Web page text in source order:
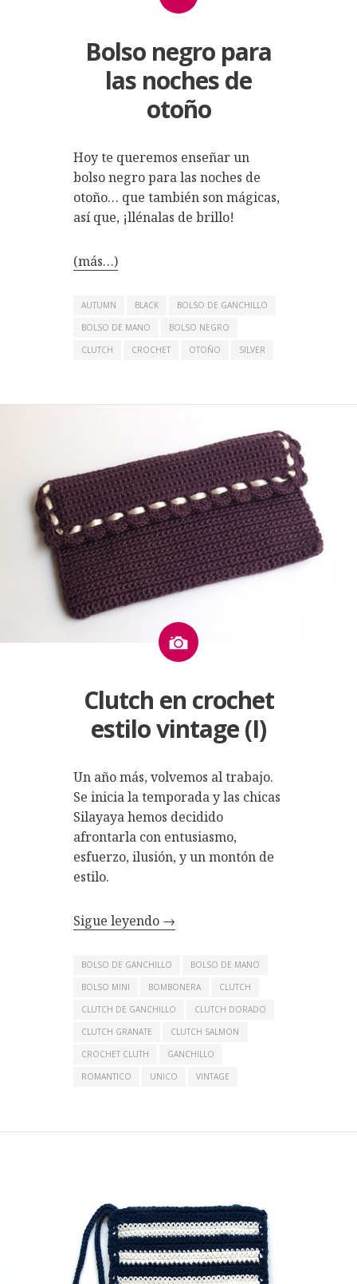
Bolso negro para
las noches de
otoño
Hoy te queremos enseñar un
bolso negro para las noches de
otoño… que también son mágicas,
así que, ¡llénalas de brillo!
(más…)
AUTUMN BLACK
BOLSO DE GANCHILLO
BOLSO DE MANO
BOLSO NEGRO
CLUTCH
CROCHET OTOÑO SILVER
Imagen
Clutch en crochet
estilo vintage (I)
Un año más, volvemos al trabajo.
Se inicia la temporada y las chicas
Silayaya hemos decidido
afrontarla con entusiasmo,
esfuerzo, ilusión, y un montón de
estilo.
Sigue leyendo →
BOLSO DE GANCHILLO
BOLSO DE MANO
BOLSO MINI
BOMBONERA
CLUTCH
CLUTCH DE GANCHILLO
CLUTCH DORADO
CLUTCH GRANATE
CLUTCH SALMON
CROCHET CLUTH
GANCHILLO
ROMANTICO
UNICO VINTAGE